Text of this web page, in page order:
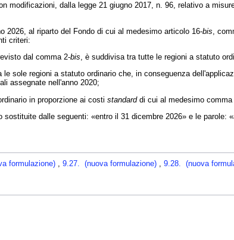
modificazioni, dalla legge 21 giugno 2017, n. 96, relativo a
2026, al riparto del Fondo di cui al medesimo articolo 16-bis ,
criteri:
dal comma 2-bis , è suddivisa tra tutte le regioni a statuto
regioni a statuto ordinario che, in conseguenza
assegnate nell'anno 2020;
in proporzione ai costi standard di cui al medesimo
dalle seguenti: «entro il 31 dicembre 2026» e le parole:
formulazione) , 9.27. (nuova formulazione) , 9.28. (nuova